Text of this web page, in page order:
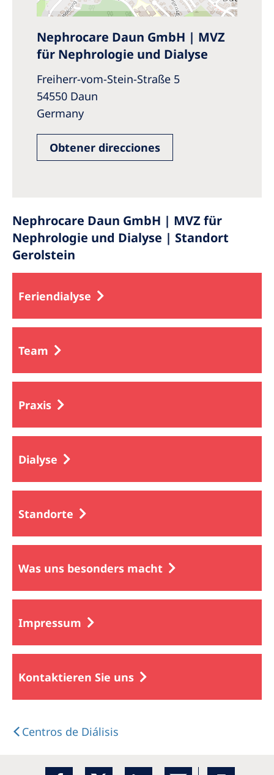
Nephrocare Daun GmbH | MVZ
für Nephrologie und Dialyse
Freiherr-vom-Stein-Straße 5
54550 Daun
Germany
Obtener direcciones
Nephrocare Daun GmbH | MVZ für
Nephrologie und Dialyse | Standort
Gerolstein
Feriendialyse
Team
Praxis
Dialyse
Standorte
Was uns besonders macht
Impressum
Kontaktieren Sie uns
Centros de Diálisis